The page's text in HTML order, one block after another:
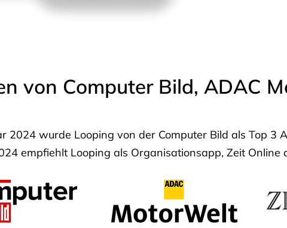
von Computer Bild, ADAC
2024 wurde Looping von der Computer Bild als Top 3
empfiehlt Looping als Organisationsapp, Zeit Online